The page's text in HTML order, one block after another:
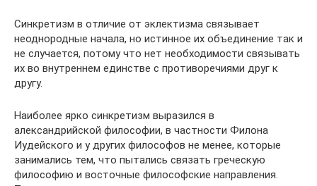
Синкретизм в отличие от эклектизма связывает
неоднородные начала, но истинное их объединение так и
не случается, потому что нет необходимости связывать
их во внутреннем единстве с противоречиями друг к
другу.
Наиболее ярко синкретизм выразился в
александрийской философии, в частности Филона
Иудейского и у других философов не менее, которые
занимались тем, что пытались связать греческую
философию и восточные философские направления.